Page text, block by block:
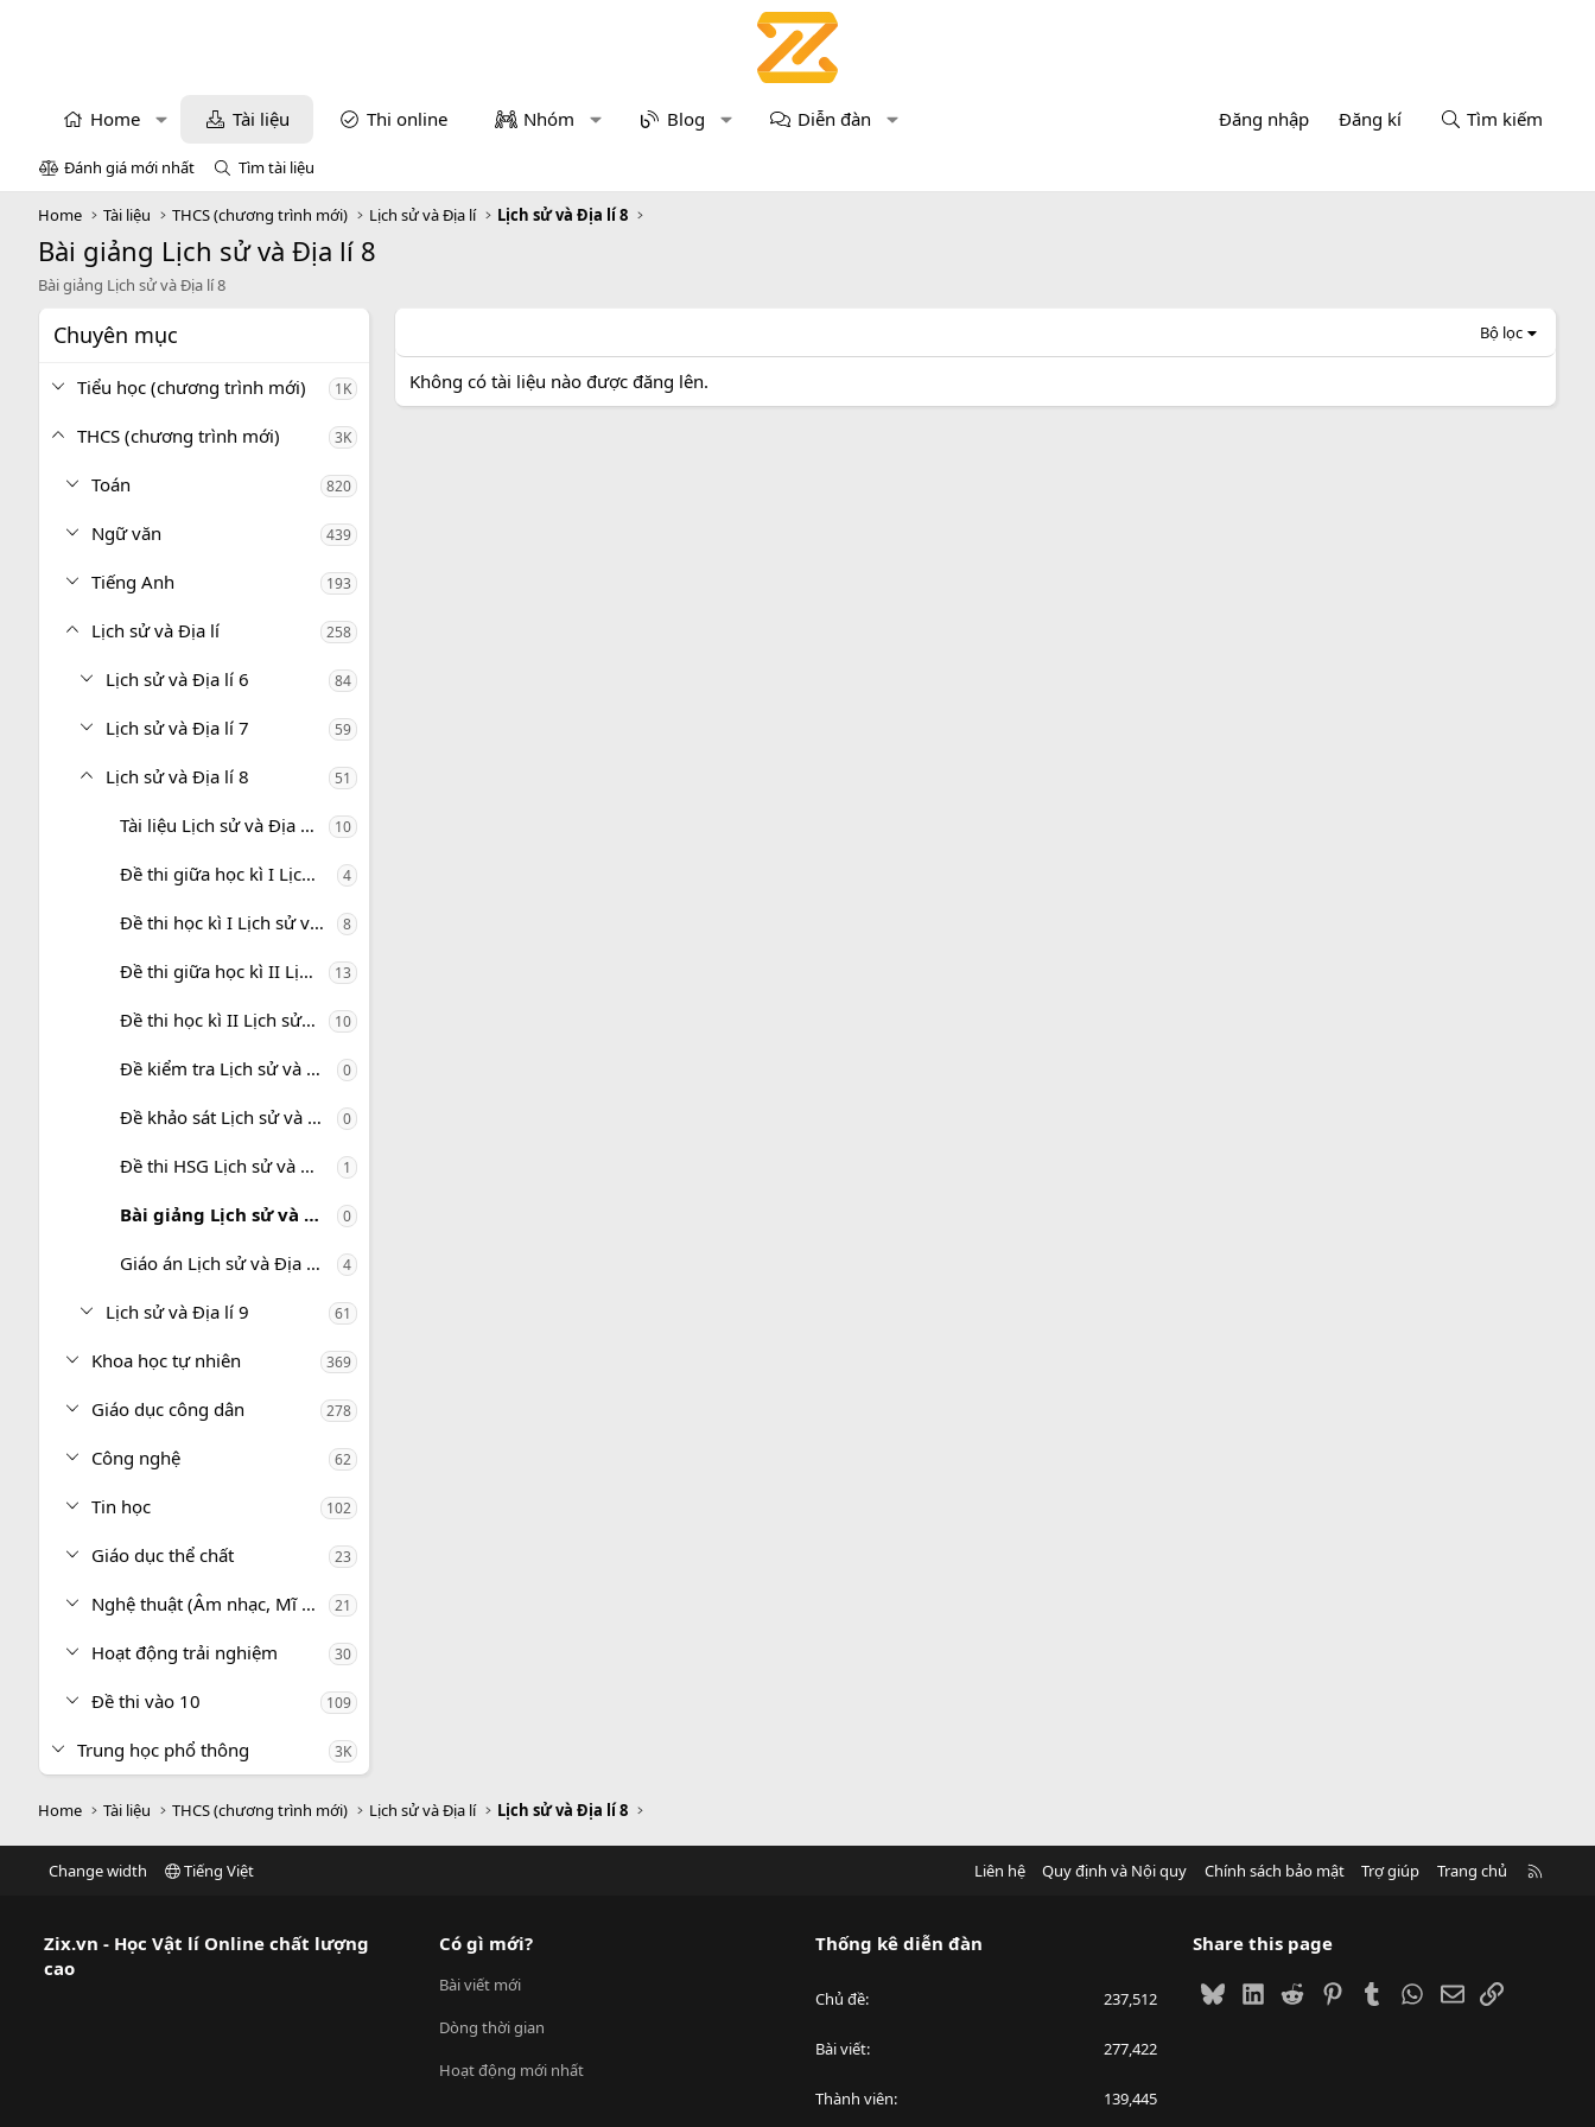
Home Tài liệu Thi online Nhóm Blog Diễn đàn Đăng nhập Đăng kí Tìm kiếm
Đánh giá mới nhất Tìm tài liệu
Home Tài liệu THCS (chương trình mới) Lịch sử và Địa lí Lịch sử và Địa lí 8
Bài giảng Lịch sử và Địa lí 8
Bài giảng Lịch sử và Địa lí 8
Chuyên mục
Tiểu học (chương trình mới) 1K
THCS (chương trình mới) 3K
Toán 820
Ngữ văn 439
Tiếng Anh 193
Lịch sử và Địa lí 258
Lịch sử và Địa lí 6 84
Lịch sử và Địa lí 7 59
Lịch sử và Địa lí 8 51
Tài liệu Lịch sử và Địa lí 8 10
Đề thi giữa học kì I Lịch sử và Địa lí 8 4
Đề thi học kì I Lịch sử và Địa lí 8 8
Đề thi giữa học kì II Lịch sử và Địa lí 8 13
Đề thi học kì II Lịch sử và Địa lí 8 10
Đề kiểm tra Lịch sử và Địa lí 8 0
Đề khảo sát Lịch sử và Địa lí 8 0
Đề thi HSG Lịch sử và Địa lí 8 1
Bài giảng Lịch sử và Địa lí 8 0
Giáo án Lịch sử và Địa lí 8 4
Lịch sử và Địa lí 9 61
Khoa học tự nhiên 369
Giáo dục công dân 278
Công nghệ 62
Tin học 102
Giáo dục thể chất 23
Nghệ thuật (Âm nhạc, Mĩ thuật) 21
Hoạt động trải nghiệm 30
Đề thi vào 10 109
Trung học phổ thông 3K
Bộ lọc
Không có tài liệu nào được đăng lên.
Home Tài liệu THCS (chương trình mới) Lịch sử và Địa lí Lịch sử và Địa lí 8
Change width Tiếng Việt Liên hệ Quy định và Nội quy Chính sách bảo mật Trợ giúp Trang chủ
Zix.vn - Học Vật lí Online chất lượng
cao
Có gì mới?
Bài viết mới
Dòng thời gian
Hoạt động mới nhất
Thống kê diễn đàn
Chủ đề 237,512
Bài viết 277,422
Thành viên 139,445
Share this page
BlueskyLinkedIn
Reddit PinterestTumblrWhatsApp
EmailLink